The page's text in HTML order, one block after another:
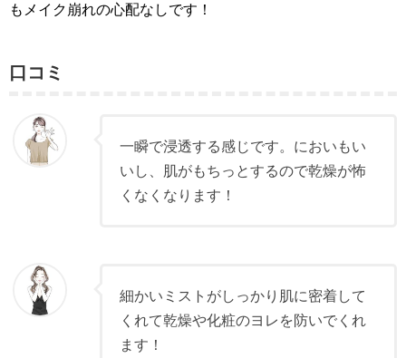
もメイク崩れの心配なしです！
口コミ
一瞬で浸透する感じです。においもい
いし、肌がもちっとするので乾燥が怖
くなくなります！
細かいミストがしっかり肌に密着して
くれて乾燥や化粧のヨレを防いでくれ
ます！